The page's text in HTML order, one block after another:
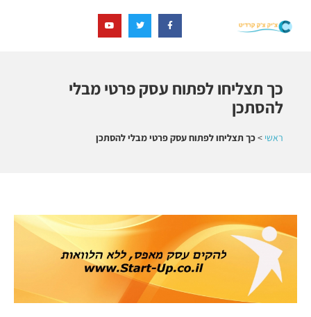
כך תצליחו לפתוח עסק פרטי מבלי
להסתכן
ראשי >כך תצליחו לפתוח עסק פרטי מבלי להסתכן